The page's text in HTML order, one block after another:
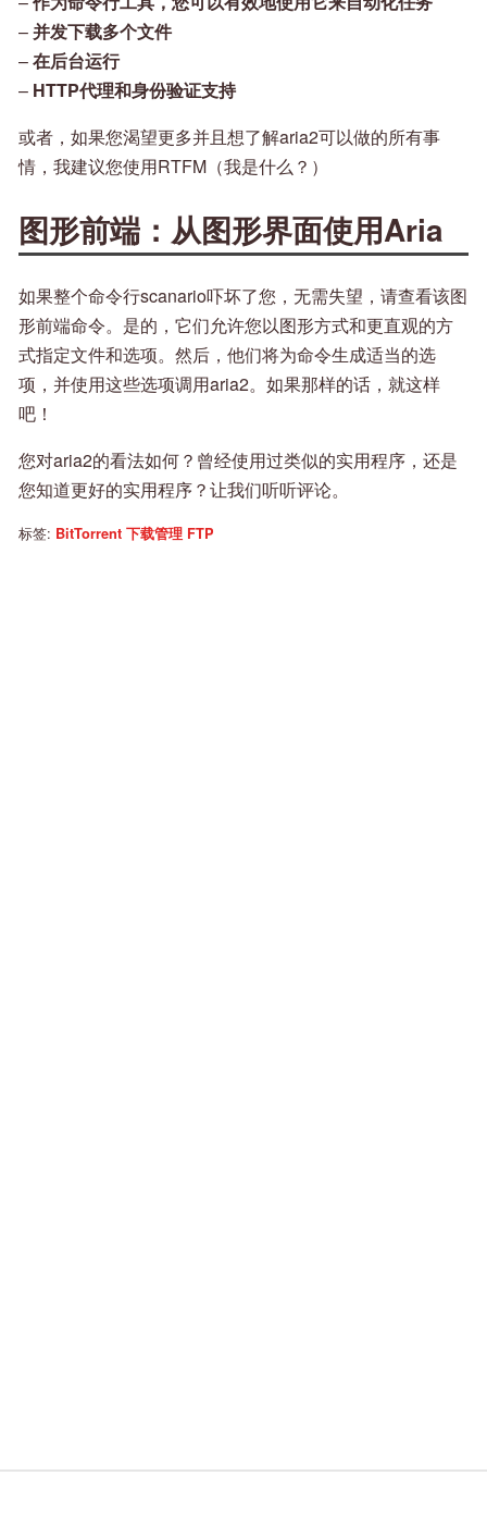
–并发下载多个文件
–在后台运行
– HTTP代理和身份验证支持
或者，如果您渴望更多并且想了解aria2可以做的所有事
情，我建议您使用RTFM（我是什么？）
图形前端：从图形界面使用Aria
如果整个命令行scanario吓坏了您，无需失望，请查看该图
形前端命令。是的，它们允许您以图形方式和更直观的方
式指定文件和选项。然后，他们将为命令生成适当的选
项，并使用这些选项调用aria2。如果那样的话，就这样
吧！
您对aria2的看法如何？曾经使用过类似的实用程序，还是
您知道更好的实用程序？让我们听听评论。
标签: BitTorrent 下载管理 FTP